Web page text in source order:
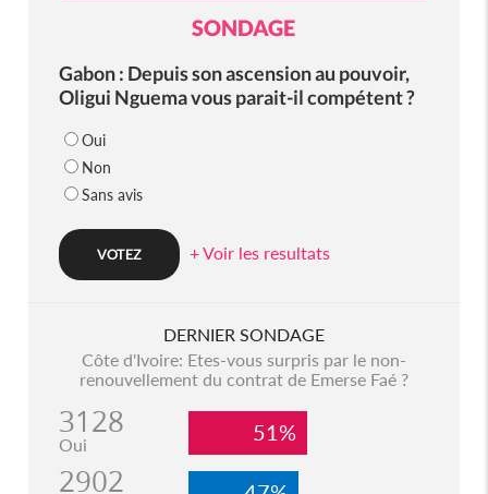
SONDAGE
Gabon : Depuis son ascension au pouvoir,
Oligui Nguema vous parait-il compétent ?
Oui
Non
Sans avis
+ Voir les resultats
DERNIER SONDAGE
Côte d'Ivoire: Etes-vous surpris par le non-
renouvellement du contrat de Emerse Faé ?
3128
Oui 51%
2902